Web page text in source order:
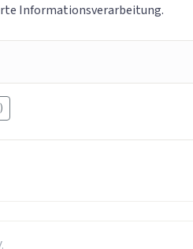
Informationsverarbeitung.